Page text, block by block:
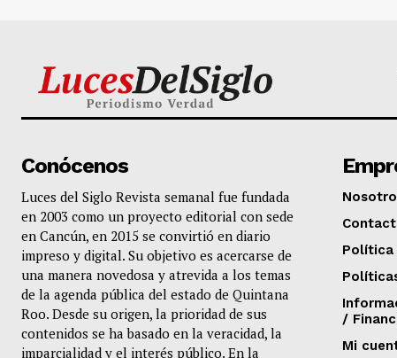
Conócenos
Luces del Siglo Revista semanal fue fundada
en 2003 como un proyecto editorial con sede
en Cancún, en 2015 se convirtió en diario
impreso y digital. Su objetivo es acercarse de
una manera novedosa y atrevida a los temas
de la agenda pública del estado de Quintana
Roo. Desde su origen, la prioridad de sus
contenidos se ha basado en la veracidad, la
imparcialidad y el interés público. En la
Política
/
Mi